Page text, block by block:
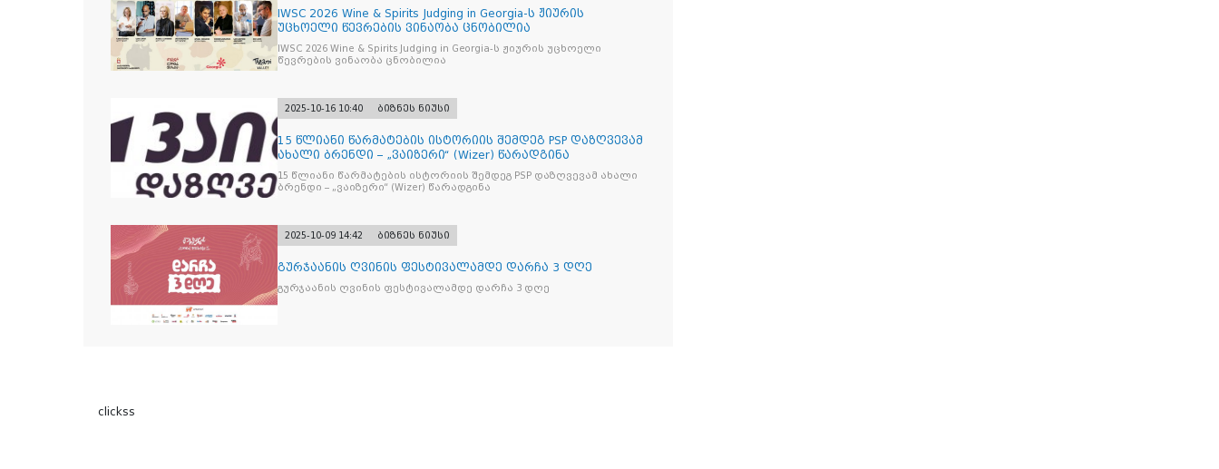
IWSC 2026 Wine & Spirits Judging in Georgia-ს ჟიურის
უცხოელი წევრების ვინაობა ცნობილია
IWSC 2026 Wine & Spirits Judging in Georgia-ს ჟიურის უცხოელი
წევრების ვინაობა ცნობილია
2025-10-16 10:40 ბიზნეს ნიუსი
15 წლიანი წარმატების ისტორიის შემდეგ PSP დაზღვევამ
ახალი ბრენდი – „ვაიზერი“ (Wizer) წარადგინა
15 წლიანი წარმატების ისტორიის შემდეგ PSP დაზღვევამ ახალი
ბრენდი – „ვაიზერი“ (Wizer) წარადგინა
2025-10-09 14:42 ბიზნეს ნიუსი
გურჯაანის ღვინის ფესტივალამდე დარჩა 3 დღე
გურჯაანის ღვინის ფესტივალამდე დარჩა 3 დღე
clickss